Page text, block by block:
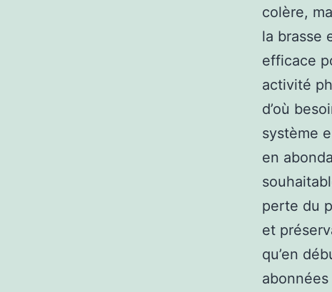
colère,
la brasse
efficace
activité
d’où
système
en
perte du
et
qu’en